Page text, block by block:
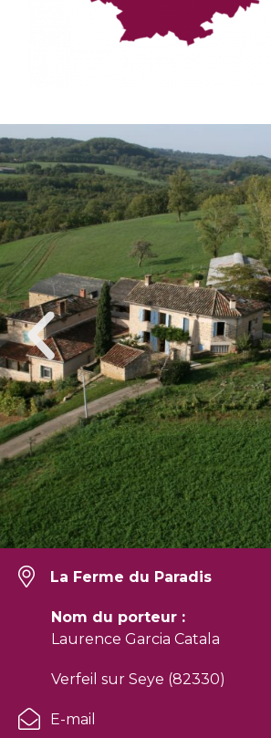
La Ferme du Paradis
Nom du porteur :
Laurence Garcia Catala
Verfeil sur Seye (82330)
E-mail